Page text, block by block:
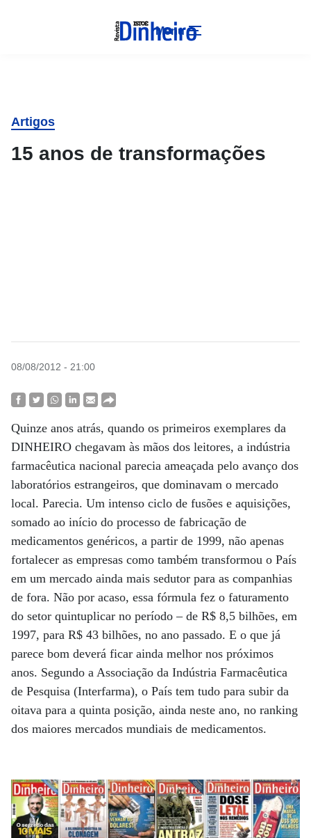
Menu
Artigos
15 anos de transformações
08/08/2012 - 21:00
Quinze anos atrás, quando os primeiros exemplares da
DINHEIRO chegavam às mãos dos leitores, a indústria
farmacêutica nacional parecia ameaçada pelo avanço dos
laboratórios estrangeiros, que dominavam o mercado
local. Parecia. Um intenso ciclo de fusões e aquisições,
somado ao início do processo de fabricação de
medicamentos genéricos, a partir de 1999, não apenas
fortalecer as empresas como também transformou o País
em um mercado ainda mais sedutor para as companhias
de fora. Não por acaso, essa fórmula fez o faturamento
do setor quintuplicar no período – de R$ 8,5 bilhões, em
1997, para R$ 43 bilhões, no ano passado. E o que já
parece bom deverá ficar ainda melhor nos próximos
anos. Segundo a Associação da Indústria Farmacêutica
de Pesquisa (Interfarma), o País tem tudo para subir da
oitava para a quinta posição, ainda neste ano, no ranking
dos maiores mercados mundiais de medicamentos.